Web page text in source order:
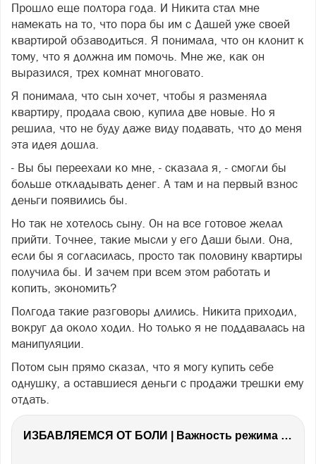
Прошло еще полтора года. И Никита стал мне
намекать на то, что пора бы им с Дашей уже своей
квартирой обзаводиться. Я понимала, что он клонит к
тому, что я должна им помочь. Мне же, как он
выразился, трех комнат многовато.
Я понимала, что сын хочет, чтобы я разменяла
квартиру, продала свою, купила две новые. Но я
решила, что не буду даже виду подавать, что до меня
эта идея дошла.
- Вы бы переехали ко мне, - сказала я, - смогли бы
больше откладывать денег. А там и на первый взнос
деньги появились бы.
Но так не хотелось сыну. Он на все готовое желал
прийти. Точнее, такие мысли у его Даши были. Она,
если бы я согласилась, просто так половину квартиры
получила бы. И зачем при всем этом работать и
копить, экономить?
Полгода такие разговоры длились. Никита приходил,
вокруг да около ходил. Но только я не поддавалась на
манипуляции.
Потом сын прямо сказал, что я могу купить себе
однушку, а оставшиеся деньги с продажи трешки ему
отдать.
ИЗБАВЛЯЕМСЯ ОТ БОЛИ | Важность режима и питания